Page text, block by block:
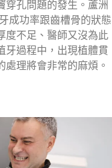
穿孔問題的發生。蘆洲
成功率跟齒槽骨的狀態
度不足、醫師又沒為此
牙過程中，出現植體貫
理將會非常的麻煩。